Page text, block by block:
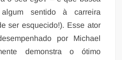
sentido à carreira
ser esquecido!). Esse ator
por Michael
demonstra o ótimo